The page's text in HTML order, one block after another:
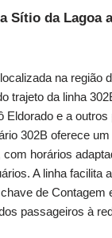
Sítio da Lagoa
na região
trajeto da linha
Eldorado e a outros
302B oferece
horários
A linha facilita
de Contagem
passageiros à